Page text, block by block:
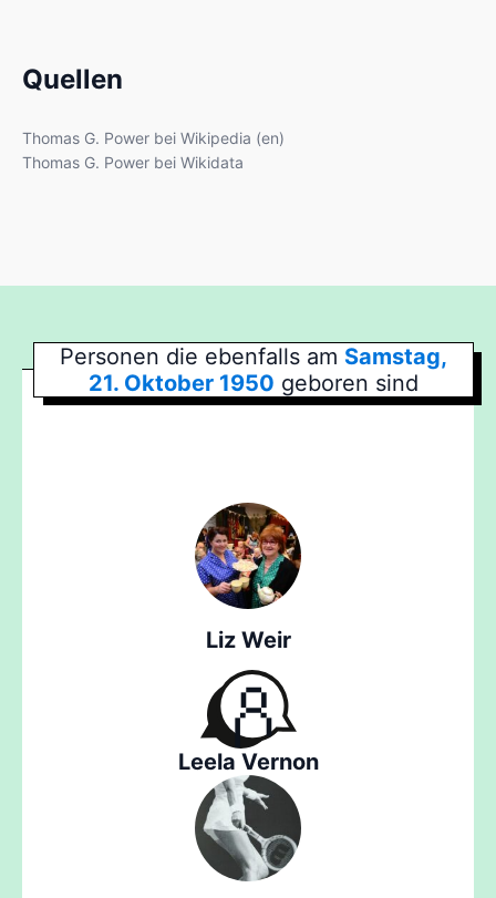
Quellen
Thomas G. Power bei Wikipedia (en)
Thomas G. Power bei Wikidata
Personen die ebenfalls am Samstag,
21. Oktober 1950 geboren sind
Liz Weir
Leela Vernon